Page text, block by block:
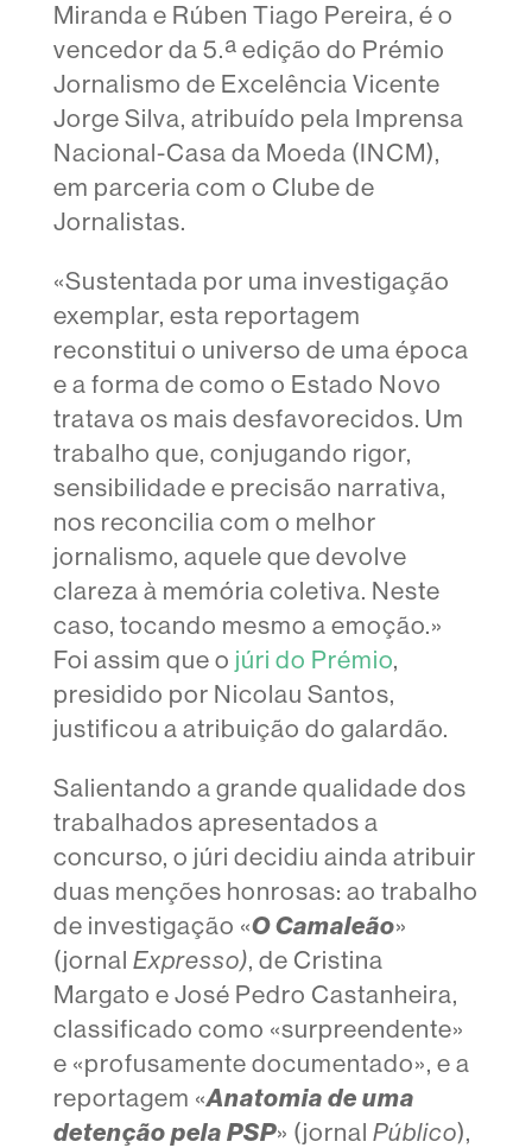
Miranda e Rúben Tiago Pereira, é o
vencedor da 5.ª edição do Prémio
Jornalismo de Excelência Vicente
Jorge Silva, atribuído pela Imprensa
Nacional-Casa da Moeda (INCM),
em parceria com o Clube de
Jornalistas.
«Sustentada por uma investigação
exemplar, esta reportagem
reconstitui o universo de uma época
e a forma de como o Estado Novo
tratava os mais desfavorecidos. Um
trabalho que, conjugando rigor,
sensibilidade e precisão narrativa,
nos reconcilia com o melhor
jornalismo, aquele que devolve
clareza à memória coletiva. Neste
caso, tocando mesmo a emoção.»
Foi assim que o júri do Prémio,
presidido por Nicolau Santos,
justificou a atribuição do galardão.
Salientando a grande qualidade dos
trabalhados apresentados a
concurso, o júri decidiu ainda atribuir
duas menções honrosas: ao trabalho
de investigação «O Camaleão»
(jornal Expresso), de Cristina
Margato e José Pedro Castanheira,
classificado como «surpreendente»
e «profusamente documentado», e a
reportagem «Anatomia de uma
detenção pela PSP» (jornal Público),